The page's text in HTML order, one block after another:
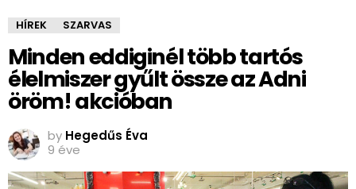
HÍREK SZARVAS
Minden eddiginél több tartós
élelmiszer gyűlt össze az Adni
öröm! akcióban
by Hegedűs Éva
9 éve